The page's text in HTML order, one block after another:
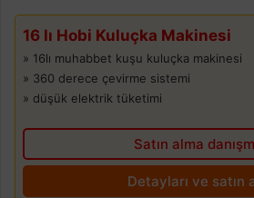
16 lı Hobi Kuluçka Makinesi
» 16lı muhabbet kuşu kuluçka makinesi
» 360 derece çevirme sistemi
» düşük elektrik tüketimi
Satın alma
Detayları ve satın